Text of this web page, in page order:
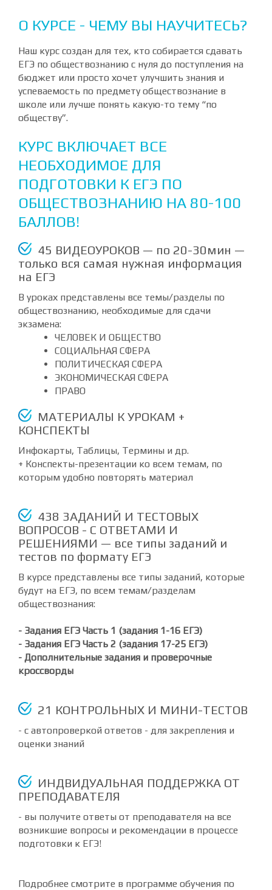
О КУРСЕ - ЧЕМУ ВЫ НАУЧИТЕСЬ?
Наш курс создан для тех, кто собирается сдавать
ЕГЭ по обществознанию с нуля до поступления на
бюджет или просто хочет улучшить знания и
успеваемость по предмету обществознание в
школе или лучше понять какую-то тему “по
обществу”.
КУРС ВКЛЮЧАЕТ ВСЕ
НЕОБХОДИМОЕ ДЛЯ
ПОДГОТОВКИ К ЕГЭ ПО
ОБЩЕСТВОЗНАНИЮ НА 80-100
БАЛЛОВ!
45 ВИДЕОУРОКОВ — по 20-30мин —
только вся самая нужная информация
на ЕГЭ
В уроках представлены все темы/разделы по
обществознанию, необходимые для сдачи
экзамена:
ЧЕЛОВЕК И ОБЩЕСТВО
СОЦИАЛЬНАЯ СФЕРА
ПОЛИТИЧЕСКАЯ СФЕРА
ЭКОНОМИЧЕСКАЯ СФЕРА
ПРАВО
МАТЕРИАЛЫ К УРОКАМ +
КОНСПЕКТЫ
Инфокарты, Таблицы, Термины и др.
+ Конспекты-презентации ко всем темам, по
которым удобно повторять материал
438 ЗАДАНИЙ И ТЕСТОВЫХ
ВОПРОСОВ - С ОТВЕТАМИ И
РЕШЕНИЯМИ — все типы заданий и
тестов по формату ЕГЭ
В курсе представлены все типы заданий, которые
будут на ЕГЭ, по всем темам/разделам
обществознания:
- Задания ЕГЭ Часть 1 (задания 1-16 ЕГЭ)
- Задания ЕГЭ Часть 2 (задания 17-25 ЕГЭ)
- Дополнительные задания и проверочные
кроссворды
21 КОНТРОЛЬНЫХ И МИНИ-ТЕСТОВ
- с автопроверкой ответов - для закрепления и
оценки знаний
ИНДВИДУАЛЬНАЯ ПОДДЕРЖКА ОТ
ПРЕПОДАВАТЕЛЯ
- вы получите ответы от преподавателя на все
возникшие вопросы и рекомендации в процессе
подготовки к ЕГЭ!
Подробнее смотрите в программе обучения по